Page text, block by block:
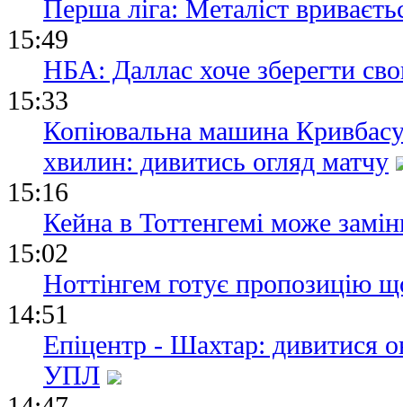
Перша ліга: Металіст
15:49
НБА: Даллас хоче зберегти
15:33
Копіювальна машина
хвилин: дивитись огляд матчу
15:16
Кейна в Тоттенгемі може
15:02
Ноттінгем готує пропозицію
14:51
Епіцентр - Шахтар: дивитися
УПЛ